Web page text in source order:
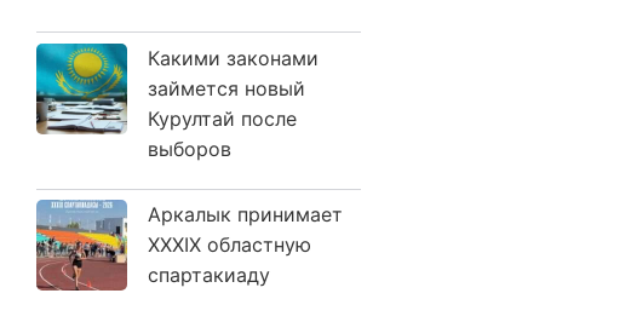
Какими законами
займется новый
Курултай после
выборов
Аркалык принимает
XXXIX областную
спартакиаду